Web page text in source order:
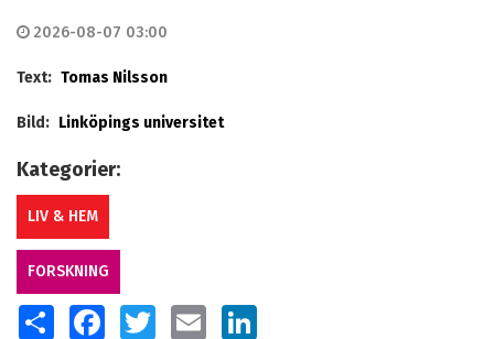
2026-08-07 03:00
Text: Tomas Nilsson
Bild: Linköpings universitet
Kategorier:
LIV & HEM
FORSKNING
SHARE FACEBOOKTWITTER EMAIL